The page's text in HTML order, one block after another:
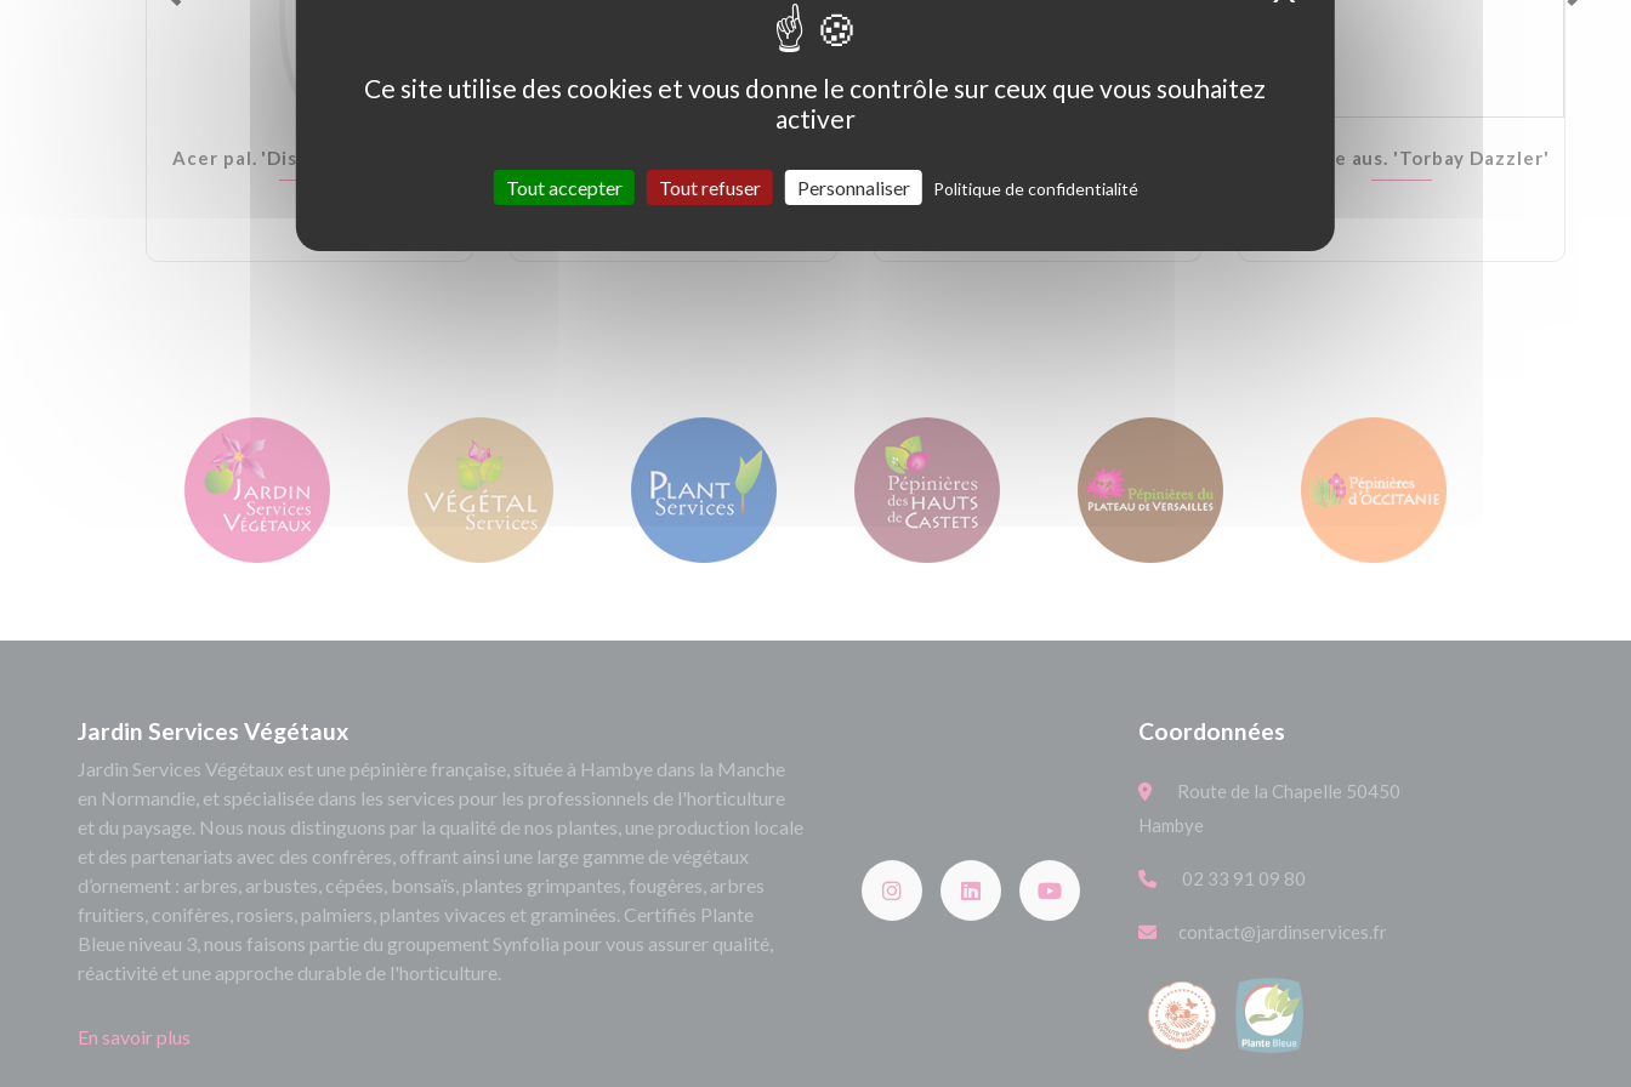
Acer pal. 'Dissectum Garnet'
Variegata'
Cordyline aus. 'Torbay Dazzler'
Jardin Services Végétaux
Jardin Services Végétaux est une pépinière française, située à Hambye dans la Manche
en Normandie, et spécialisée dans les services pour les professionnels de l'horticulture
et du paysage. Nous nous distinguons par la qualité de nos plantes, une production locale
et des partenariats avec des confrères, offrant ainsi une large gamme de végétaux
d’ornement : arbres, arbustes, cépées, bonsaïs, plantes grimpantes, fougères, arbres
fruitiers, conifères, rosiers, palmiers, plantes vivaces et graminées. Certifiés Plante
Bleue niveau 3, nous faisons partie du groupement Synfolia pour vous assurer qualité,
réactivité et une approche durable de l'horticulture.
En savoir plus
Coordonnées
Route de la Chapelle 50450
Hambye
02 33 91 09 80
contact@jardinservices.fr
Ce site utilise des cookies et vous donne le contrôle sur ceux que vous souhaitez
activer
Tout accepter Tout refuser Personnaliser Politique de confidentialité